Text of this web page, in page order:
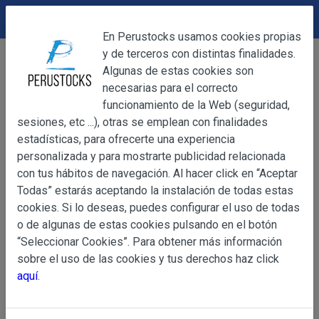
Alimentación
Otras conservas
Motas de Guanabana El Dorado
OBJETO
Información
Básica
sobre
de Datos
OBJETO
Las presentes Condiciones Generales regulan la
web www.perustocks.es, del que es titular ALBERT
YACARINE (en adelante, PERUSTOCKS).
La adquisición de cualesquiera de los productos
DEVOLUCIONES
En Perustocks usamos cookies propias
y de terceros con distintas finalidades.
Algunas de estas cookies son
necesarias para el correcto
funcionamiento de la Web (seguridad,
sesiones, etc ...), otras se emplean con finalidades
estadísticas, para ofrecerte una experiencia
personalizada y para mostrarte publicidad relacionada
con tus hábitos de navegación. Al hacer click en “Aceptar
Todas” estarás aceptando la instalación de todas estas
cookies. Si lo deseas, puedes configurar el uso de todas
o de algunas de estas cookies pulsando en el botón
“Seleccionar Cookies”. Para obtener más información
sobre el uso de las cookies y tus derechos haz click
aquí.